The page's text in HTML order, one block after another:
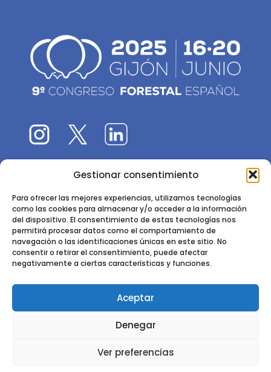
Gestionar consentimiento
Para ofrecer las mejores experiencias, utilizamos tecnologías
como las cookies para almacenar y/o acceder a la información
del dispositivo. El consentimiento de estas tecnologías nos
permitirá procesar datos como el comportamiento de
navegación o las identificaciones únicas en este sitio. No
consentir o retirar el consentimiento, puede afectar
negativamente a ciertas características y funciones.
Aceptar
Denegar
Ver preferencias
El 9CFE es una actividad promovida por laSociedad
Instituto de Ciencias Forestales, INIA-CSIC
Ctra. de la Coruña km 7,5 - 28040 Madrid
DERECHOS RESERVADOS. DISEÑO Y DESARROLLO DEL SITIO WEB,